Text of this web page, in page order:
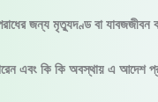
জন্য মৃত্যুদণ্ড বা
এবং কি কি অবস্থায় এ